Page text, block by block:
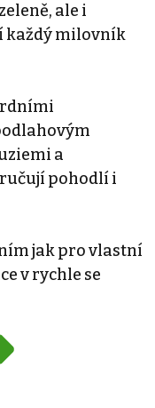
ale i
každý milovník
a
pohodlí i
jak pro vlastní
v rychle se